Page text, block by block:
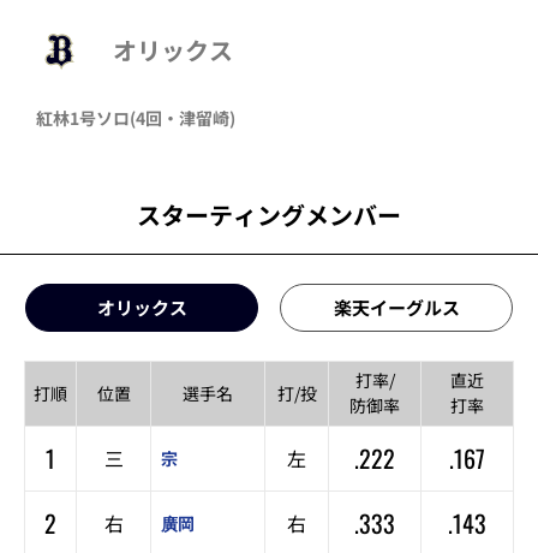
オリックス
紅林1号ソロ(4回・ 津留崎)
スターティングメンバー
オリックス 楽天イーグルス
打順 位置 選手名 打/投
打率/
防御率
直近
打率
1 三 宗 左 .222
.167
2
右 廣岡 右 .333 .143